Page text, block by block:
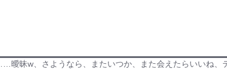
昧w、さようなら、またいつか、また会えたらいいね、